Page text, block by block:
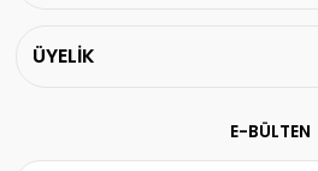
ÜYELİK
E-BÜLTEN